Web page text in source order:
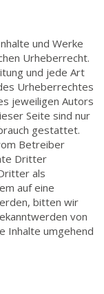
und Werke
Urheberrecht.
und jede Art
Urheberrechtes
jeweiligen Autors
Seite sind nur
gestattet.
Betreiber
Dritter
als
auf eine
bitten wir
von
Inhalte umgehend